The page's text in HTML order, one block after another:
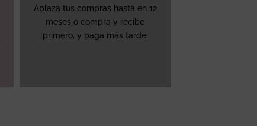
Aplaza tus compras hasta en 12
meses o compra y recibe
primero, y paga más tarde.